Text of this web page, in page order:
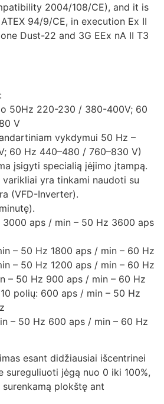
2004/108/CE), and it is
94/9/CE, in execution Ex II
Dust-22 and 3G EEx nA II T3
50Hz 220-230 / 380-400V; 60
V
vykdymui 50 Hz –
60 Hz 440–480 / 760–830 V)
įsigyti specialią įėjimo įtampą.
yra tinkami naudoti su
(VFD-Inverter).
aps / min – 50 Hz 3600 aps
– 50 Hz 1800 aps / min – 60 Hz
– 50 Hz 1200 aps / min – 60 Hz
– 50 Hz 900 aps / min – 60 Hz
polių: 600 aps / min – 50 Hz
– 50 Hz 600 aps / min – 60 Hz
esant didžiausiai išcentrinei
sureguliuoti jėgą nuo 0 iki 100%,
plokštę ant